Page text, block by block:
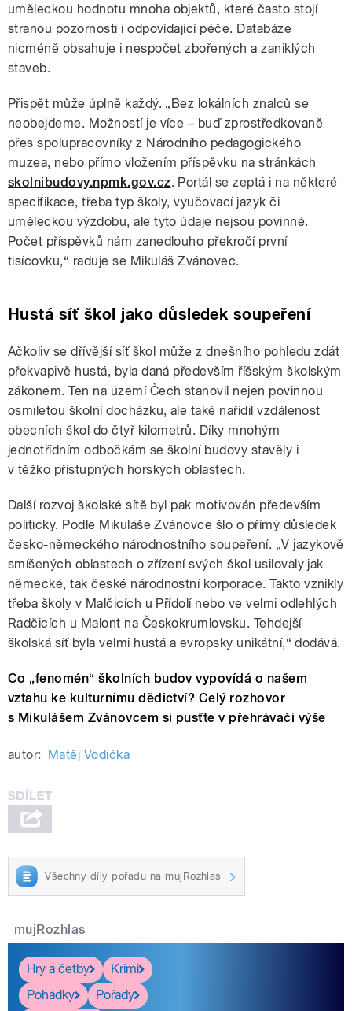
uměleckou hodnotu mnoha objektů, které často stojí
stranou pozornosti i odpovídající péče. Databáze
nicméně obsahuje i nespočet zbořených a zaniklých
staveb.
Přispět může úplně každý. „Bez lokálních znalců se
neobejdeme. Možností je více – buď zprostředkovaně
přes spolupracovníky z Národního pedagogického
muzea, nebo přímo vložením příspěvku na stránkách
skolnibudovy.npmk.gov.cz. Portál se zeptá i na některé
specifikace, třeba typ školy, vyučovací jazyk či
uměleckou výzdobu, ale tyto údaje nejsou povinné.
Počet příspěvků nám zanedlouho překročí první
tisícovku,“ raduje se Mikuláš Zvánovec.
Hustá síť škol jako důsledek soupeření
Ačkoliv se dřívější síť škol může z dnešního pohledu zdát
překvapivě hustá, byla daná především říšským školským
zákonem. Ten na území Čech stanovil nejen povinnou
osmiletou školní docházku, ale také nařídil vzdálenost
obecních škol do čtyř kilometrů. Díky mnohým
jednotřídním odbočkám se školní budovy stavěly i
v těžko přístupných horských oblastech.
Další rozvoj školské sítě byl pak motivován především
politicky. Podle Mikuláše Zvánovce šlo o přímý důsledek
česko-německého národnostního soupeření. „V jazykově
smíšených oblastech o zřízení svých škol usilovaly jak
německé, tak české národnostní korporace. Takto vznikly
třeba školy v Malčicích u Přídolí nebo ve velmi odlehlých
Radčicích u Malont na Českokrumlovsku. Tehdejší
školská síť byla velmi hustá a evropsky unikátní,“ dodává.
Co „fenomén“ školních budov vypovídá o našem
vztahu ke kulturnímu dědictví? Celý rozhovor
s Mikulášem Zvánovcem si pusťte v přehrávači výše
autor: Matěj Vodička
Všechny díly pořadu na mujRozhlas
mujRozhlas
Hry a četby
Krimi
Pohádky
Pořady